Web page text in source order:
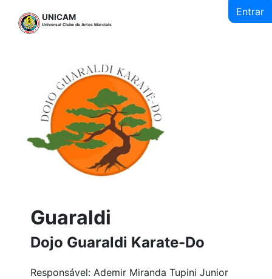
Entrar
UNICAM
Universal Clube de Artes Marciais
Guaraldi
Dojo Guaraldi Karate-Do
Responsável: Ademir Miranda Tupini Junior